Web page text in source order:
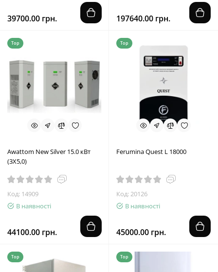
39700.00 грн. 197640.00 грн.
Top
Awattom New Silver 15.0 кВт
(3Х5,0)
Код: 14909
В наявності
44100.00 грн.
Top
Ferumina Quest L 18000
Код: 20126
В наявності
45000.00 грн.
Top Top